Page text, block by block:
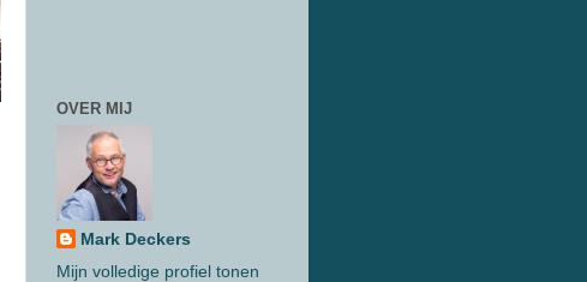
OVER MIJ
Mark Deckers
Mijn volledige profiel tonen